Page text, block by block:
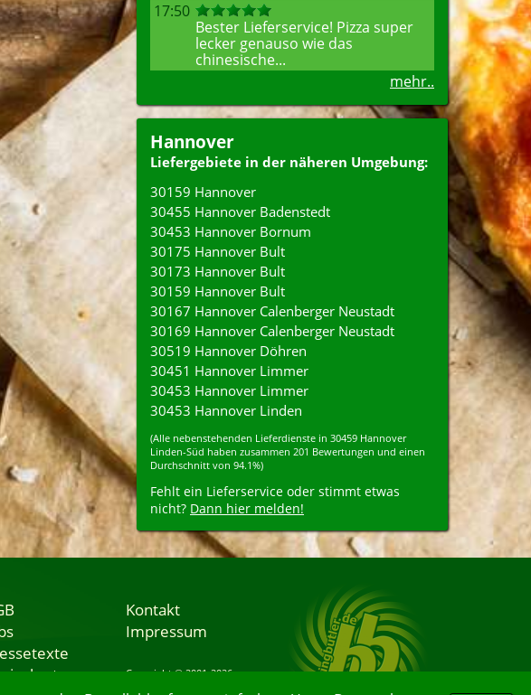
17:50
Bester Lieferservice! Pizza super
lecker genauso wie das
chinesische...
mehr..
Hannover
Liefergebiete in der näheren Umgebung:
30159 Hannover
30455 Hannover Badenstedt
30453 Hannover Bornum
30175 Hannover Bult
30173 Hannover Bult
30159 Hannover Bult
30167 Hannover Calenberger Neustadt
30169 Hannover Calenberger Neustadt
30519 Hannover Döhren
30451 Hannover Limmer
30453 Hannover Limmer
30453 Hannover Linden
(Alle nebenstehenden Lieferdienste in 30459 Hannover
Linden-Süd haben zusammen 201 Bewertungen und einen
Durchschnitt von 94.1%)
Fehlt ein Lieferservice oder stimmt etwas
nicht? Dann hier melden!
Kontakt
Impressum
Copyright © 2001-2026